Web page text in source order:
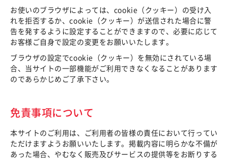
お使いのブラウザによっては、cookie（クッキー）の受け入
れを拒否するか、cookie（クッキー）が送信された場合に警
告を発するように設定することができますので、必要に応じて
お客様ご自身で設定の変更をお願いいたします。
ブラウザの設定でcookie（クッキー）を無効にされている場
合、当サイトの一部機能がご利用できなくなることがあります
のであらかじめご了承下さい。
免責事項について
本サイトのご利用は、ご利用者の皆様の責任において行ってい
ただけますようお願いいたします。掲載内容に明らかな不備が
あった場合、やむなく販売及びサービスの提供等をお断りする